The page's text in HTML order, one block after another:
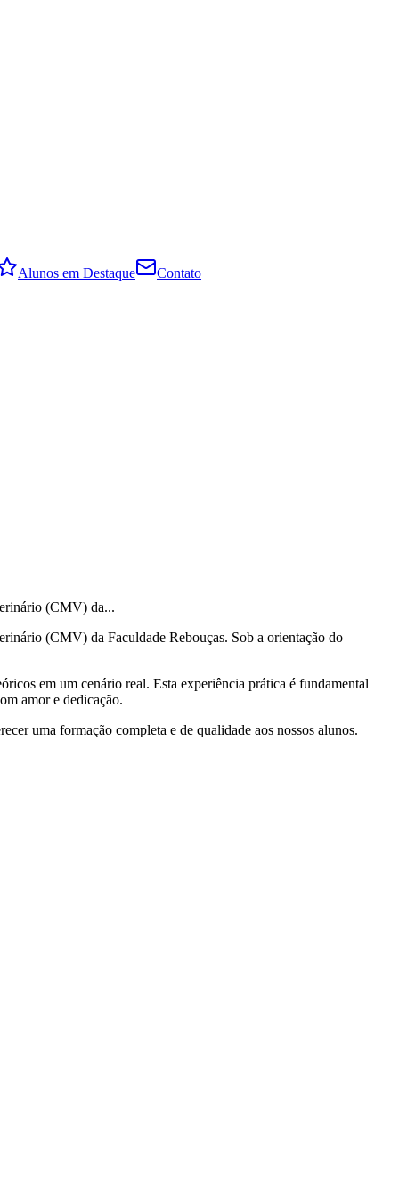
Alunos em Destaque Contato
(CMV) da...
(CMV) da Faculdade Rebouças. Sob a orientação do
em um cenário real. Esta experiência prática é fundamental
amor e dedicação.
uma formação completa e de qualidade aos nossos alunos.